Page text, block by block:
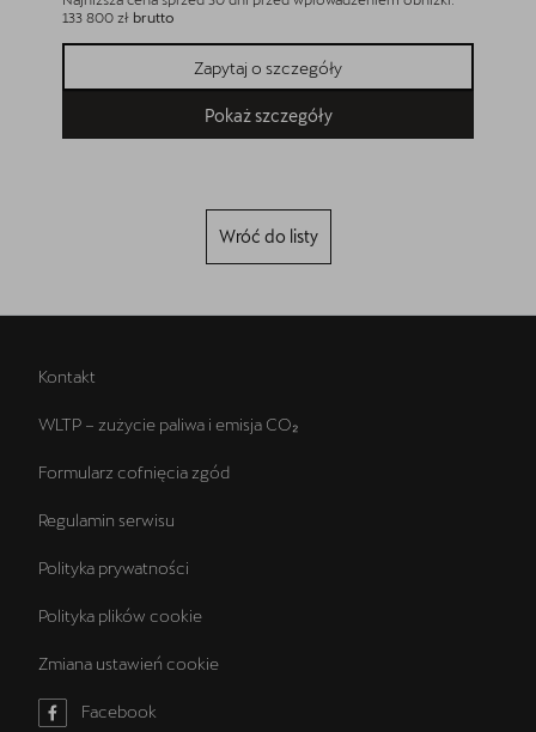
133 800 zł brutto
Zapytaj o szczegóły
Pokaż szczegóły
Wróć do listy
Kontakt
WLTP – zużycie paliwa i emisja CO₂
Formularz cofnięcia zgód
Regulamin serwisu
Polityka prywatności
Polityka plików cookie
Zmiana ustawień cookie
Facebook